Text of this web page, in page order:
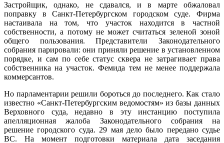
Застройщик, однако, не сдавался, и в марте обжаловал
поправку в Санкт-Петербургском городском суде. Фирма
настаивала на том, что участок находится в частной
собственности, а потому не может считаться зеленой зоной
общего пользования. Представители Законодательного
собрания парировали: они приняли решение в установленном
порядке, и сам по себе статус сквера не затрагивает права
собственника на участок. Фемида тем не менее поддержала
коммерсантов.
Но парламентарии решили бороться до последнего. Как стало
известно «Санкт-Петербургским ведомостям» из базы данных
Верховного суда, недавно в эту инстанцию поступила
апелляционная жалоба Законодательного собрания на
решение городского суда. 29 мая дело было передано судье
ВС. На момент подготовки материала дата заседания